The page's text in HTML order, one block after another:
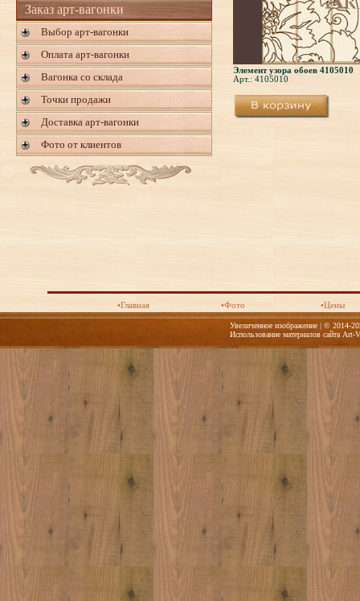
Заказ арт-вагонки
Выбор арт-вагонки
Оплата арт-вагонки
Вагонка со склада
Точки продажи
Доставка арт-вагонки
Фото от клиентов
Элемент узора обоев 4105010
Арт.: 4105010
•Главная •Фото •Цены
Увеличенное изображение | © 2014-
Использование материалов сайта Art-